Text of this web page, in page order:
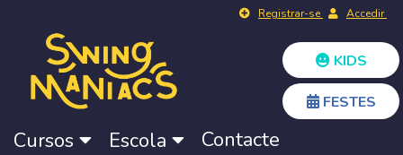
Registrar-se Accedir
KIDS
FESTES
Cursos Escola Contacte